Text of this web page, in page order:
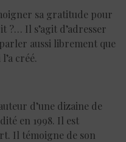
sa gratitude pour
?… Il s’agit d’adresser
aussi librement que
créé.
d’une dizaine de
en 1998. Il est
Il témoigne de son